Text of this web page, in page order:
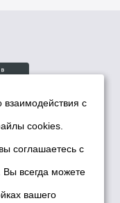
политики мэрии
с
cookies.
соглашаетесь с
. Вы всегда можете
вашего